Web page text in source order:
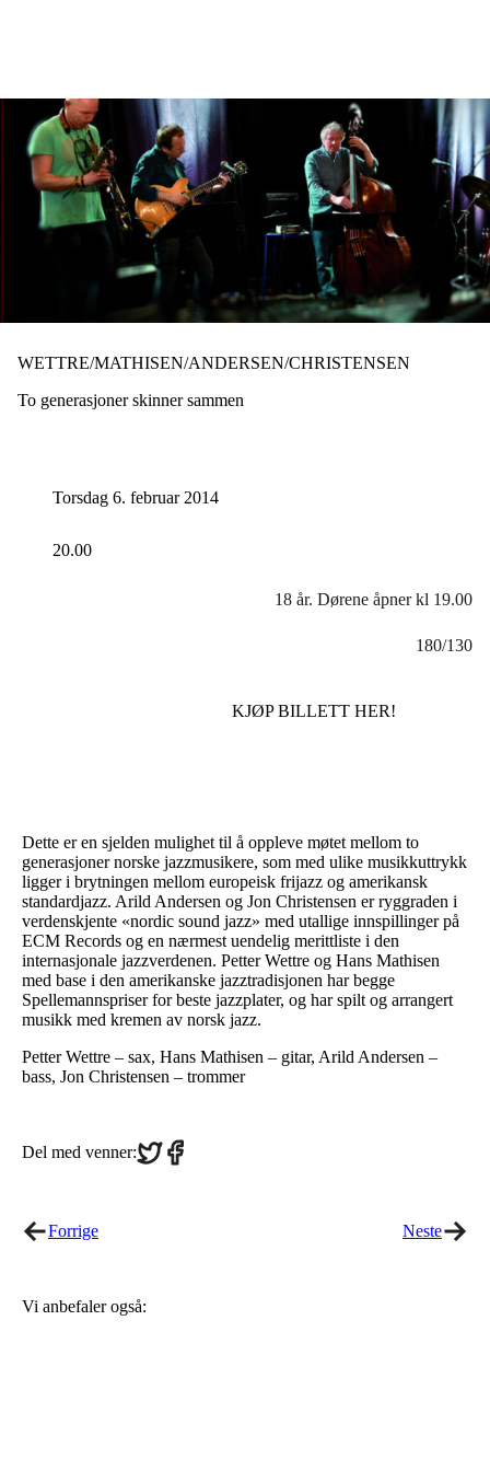
WETTRE/MATHISEN/ANDERSEN/CHRISTENSEN
To generasjoner skinner sammen
Torsdag 6. februar 2014
20.00
18 år. Dørene åpner kl 19.00
180/130
KJØP BILLETT HER!
Dette er en sjelden mulighet til å oppleve møtet mellom to
generasjoner norske jazzmusikere, som med ulike musikkuttrykk
ligger i brytningen mellom europeisk frijazz og amerikansk
standardjazz. Arild Andersen og Jon Christensen er ryggraden i
verdenskjente «nordic sound jazz» med utallige innspillinger på
ECM Records og en nærmest uendelig merittliste i den
internasjonale jazzverdenen. Petter Wettre og Hans Mathisen
med base i den amerikanske jazztradisjonen har begge
Spellemannspriser for beste jazzplater, og har spilt og arrangert
musikk med kremen av norsk jazz.
Petter Wettre – sax, Hans Mathisen – gitar, Arild Andersen –
bass, Jon Christensen – trommer
Del med venner:Share
on
Share
on
Forrige Neste
Vi anbefaler også: